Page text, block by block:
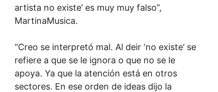
artista no existe’ es muy muy falso”,
MartinaMusica.
“Creo se interpretó mal. Al deir ‘no existe’ se
refiere a que se le ignora o que no se le
apoya. Ya que la atención está en otros
sectores. En ese orden de ideas dijo la